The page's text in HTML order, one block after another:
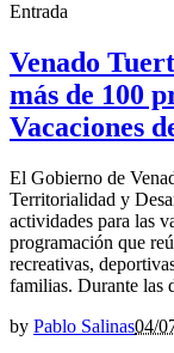
Entrada
Venado
más de 100
Vacaciones
El Gobierno de
Territorialidad y
actividades para las
programación que
recreativas,
familias. Durante las
by Pablo Salinas04/